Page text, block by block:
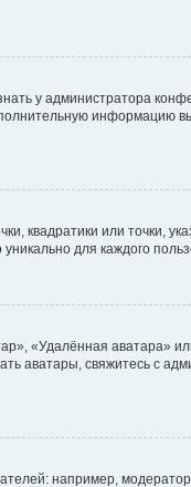
у администратора
информацию
квадратики или точки,
для каждого
«Удалённая аватара»
аватары, свяжитесь с
например,